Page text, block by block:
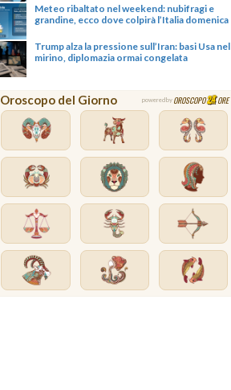
Meteo ribaltato nel weekend: nubifragi e
grandine, ecco dove colpirà l’Italia domenica
Trump alza la pressione sull’Iran: basi Usa nel
mirino, diplomazia ormai congelata
Oroscopo del Giorno powered by OROSCOPO ORE